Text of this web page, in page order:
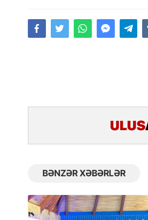
BƏNZƏR XƏBƏRLƏR